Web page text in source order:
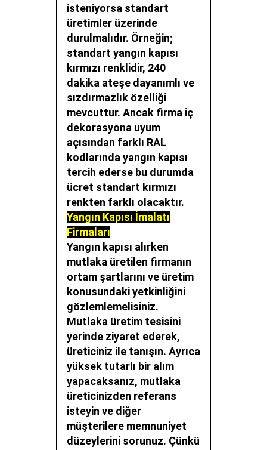
isteniyorsa standart
üretimler üzerinde
durulmalıdır. Örneğin;
standart yangın kapısı
kırmızı renklidir, 240
dakika ateşe dayanımlı ve
sızdırmazlık özelliği
mevcuttur. Ancak firma iç
dekorasyona uyum
açısından farklı RAL
kodlarında yangın kapısı
tercih ederse bu durumda
ücret standart kırmızı
renkten farklı olacaktır.
Yangın Kapısı İmalatı
Firmaları
Yangın kapısı alırken
mutlaka üretilen firmanın
ortam şartlarını ve üretim
konusundaki yetkinliğini
gözlemlemelisiniz.
Mutlaka üretim tesisini
yerinde ziyaret ederek,
üreticiniz ile tanışın. Ayrıca
yüksek tutarlı bir alım
yapacaksanız, mutlaka
üreticinizden referans
isteyin ve diğer
müşterilere memnuniyet
düzeylerini sorunuz. Çünkü